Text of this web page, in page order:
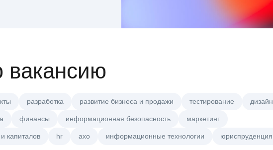
вакансию
разработка развитие бизнеса и продажи тестирование дизайн
финансы информационная безопасность маркетинг
капиталов hr axo информационные технологии юриспруденция